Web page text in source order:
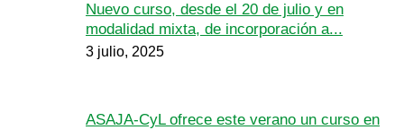
Nuevo curso, desde el 20 de julio y en
modalidad mixta, de incorporación a...
3 julio, 2025
ASAJA-CyL ofrece este verano un curso en